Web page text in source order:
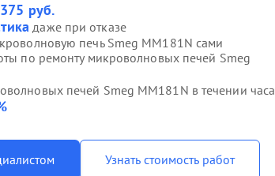
руб.
даже при отказе
печь Smeg MM181N сами
по ремонту микроволновых печей Smeg
печей Smeg MM181N в течении часа
Узнать стоимость работ